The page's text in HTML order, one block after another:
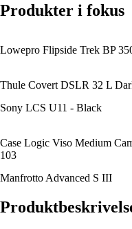
Produkter i fokus
Lowepro Flipside Trek BP
Thule Covert DSLR 32 L
Sony LCS U11 - Black
Case Logic Viso Medium
103
Manfrotto Advanced S III